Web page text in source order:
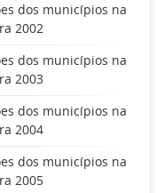
dos municípios na
2002
dos municípios na
2003
dos municípios na
2004
dos municípios na
2005